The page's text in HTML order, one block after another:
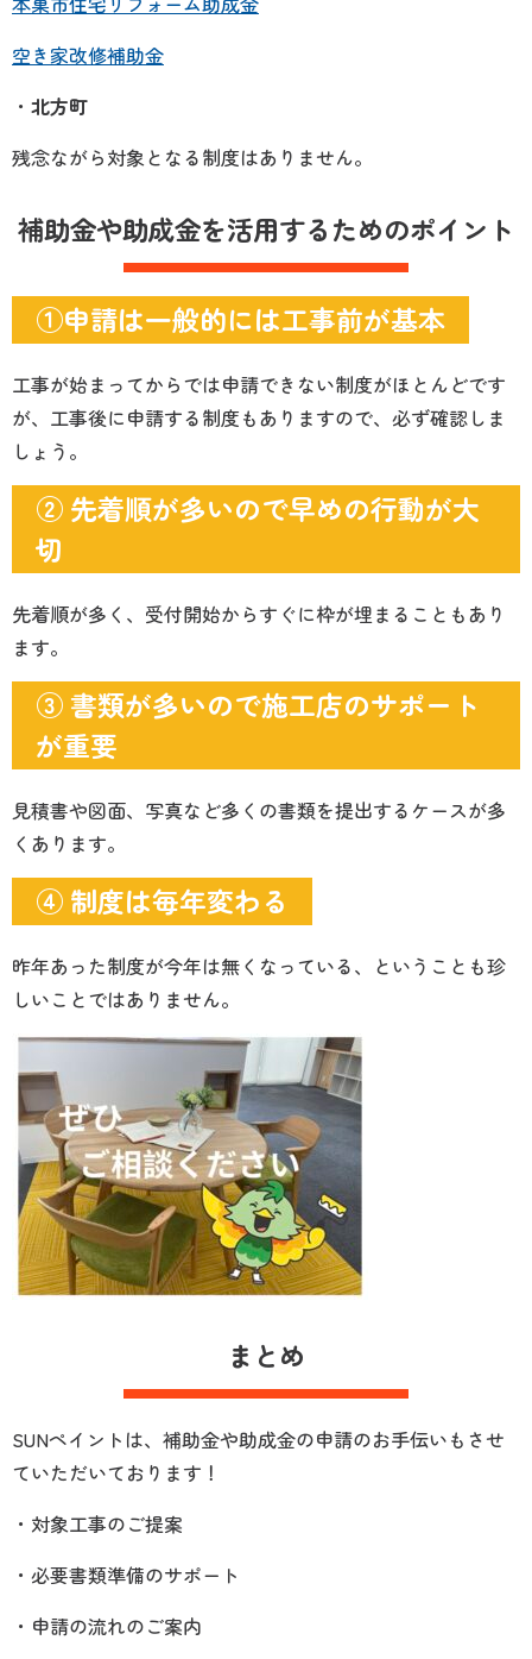
空き家改修補助金
・ 北方町
残念ながら対象となる制度はありません。
補助金や助成金を活用するためのポイント
①申請は一般的には工事前が基本
工事が始まってからでは申請できない制度がほとんどです
が、工事後に申請する制度もありますので、必ず確認しま
しょう。
② 先着順が多いので早めの行動が大
切
先着順が多く、受付開始からすぐに枠が埋まることもあり
ます。
③ 書類が多いので施工店のサポート
が重要
見積書や図面、写真など多くの書類を提出するケースが多
くあります。
④ 制度は毎年変わる
昨年あった制度が今年は無くなっている、ということも珍
しいことではありません。
まとめ
SUNペイントは、補助金や助成金の申請のお手伝いもさせ
ていただいております！
・対象工事のご提案
・必要書類準備のサポート
・申請の流れのご案内